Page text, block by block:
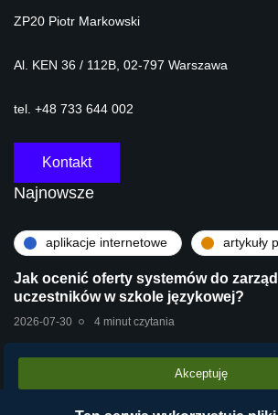
ZP20 Piotr Markowski
Al. KEN 36 / 112B, 02-797 Warszawa
tel. +48 733 644 002
Kontakt
Najnowsze
aplikacje internetowe artykuły
Jak ocenić oferty systemów do
uczestników w szkole językowej?
2026-07-30 4 minut czytania
technologie
Stara centrala vs Wirtualna Centrala
Akceptuję